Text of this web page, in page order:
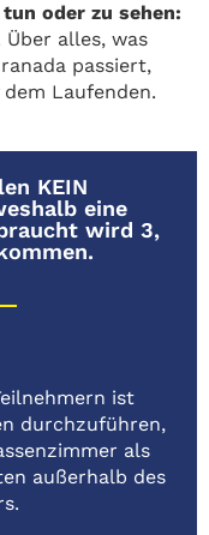
oder zu sehen:
Über alles, was
passiert,
Laufenden.
KEIN
eine
wird 3,
ist
durchzuführen,
als
außerhalb des